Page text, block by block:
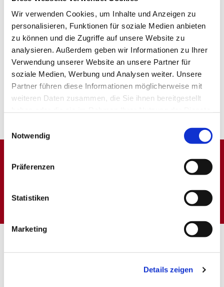
Wir verwenden Cookies, um Inhalte und Anzeigen zu
personalisieren, Funktionen für soziale Medien anbieten
zu können und die Zugriffe auf unsere Website zu
analysieren. Außerdem geben wir Informationen zu Ihrer
Verwendung unserer Website an unsere Partner für
soziale Medien, Werbung und Analysen weiter. Unsere
Partner führen diese Informationen möglicherweise mit
weiteren Daten zusammen, die Sie ihnen bereitgestellt
Notwendig
Präferenzen
Statistiken
Marketing
Details zeigen
Dies könnte Sie auch